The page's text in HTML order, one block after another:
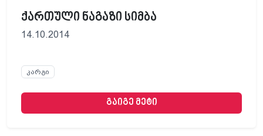
ქართული ნაგაზი სიმბა
14.10.2014
კარგი
გაიგე მეტი